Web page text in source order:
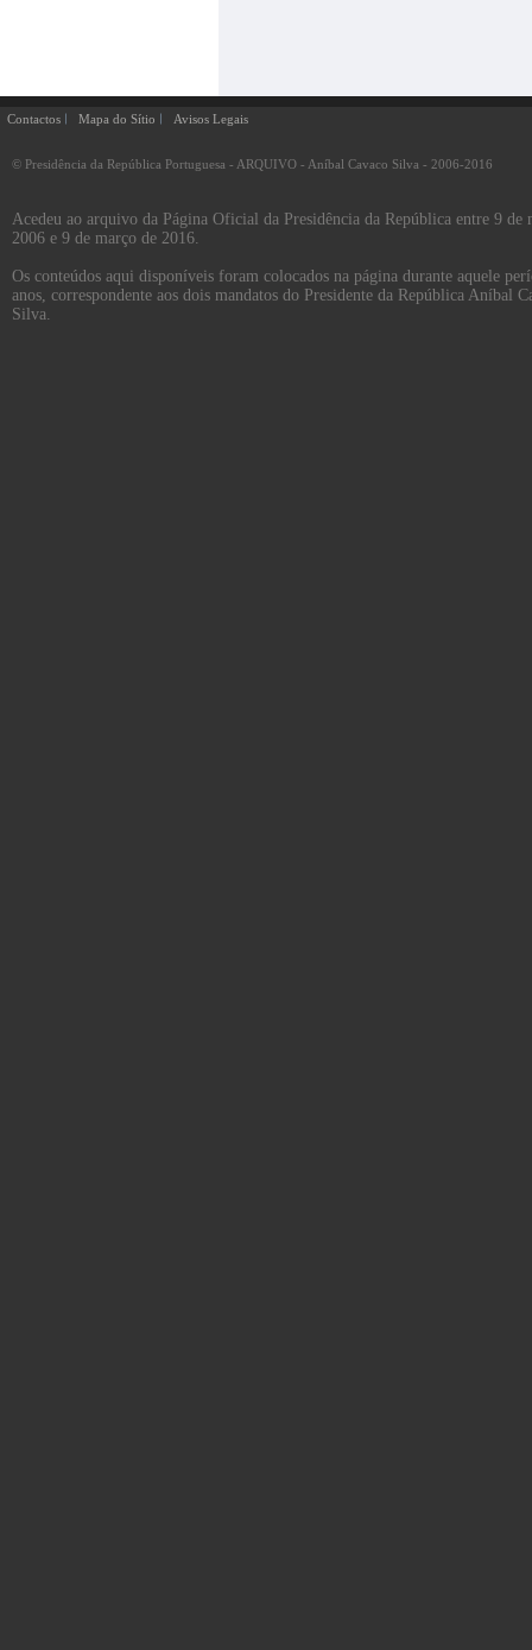
Contactos Mapa do Sítio Avisos Legais
© Presidência da República Portuguesa - ARQUIVO - Aníbal Cavaco Silva - 2006-2016
Acedeu ao arquivo da Página Oficial da Presidência da República entre 9 de
2006 e 9 de março de 2016.
Os conteúdos aqui disponíveis foram colocados na página durante aquele
anos, correspondente aos dois mandatos do Presidente da República Aníbal
Silva.